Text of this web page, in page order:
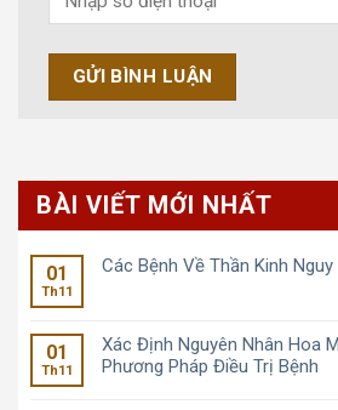
BÀI VIẾT MỚI NHẤT
01
Th11
Các Bệnh Về Thần Kinh
01
Th11
Xác Định Nguyên Nhân Hoa
Phương Pháp Điều Trị Bệnh